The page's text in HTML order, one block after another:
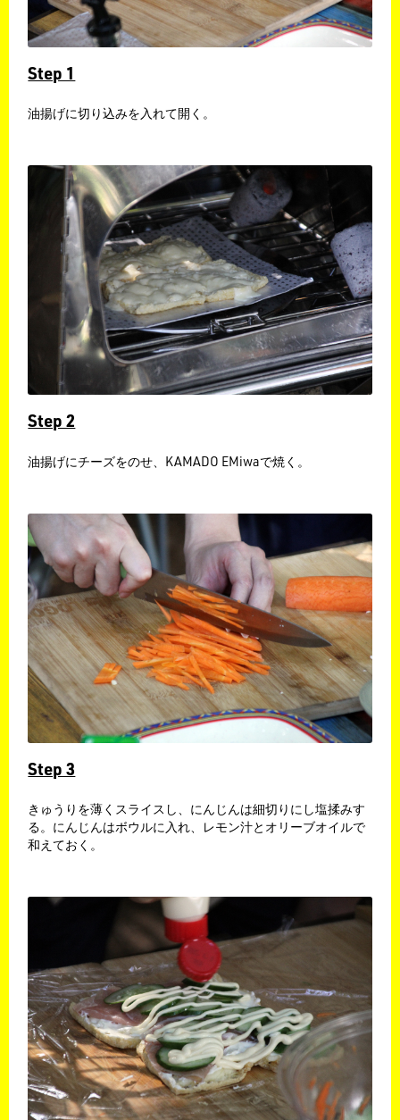
Step 1
油揚げに切り込みを入れて開く。
Step 2
油揚げにチーズをのせ、KAMADO EMiwaで焼く。
Step 3
きゅうりを薄くスライスし、にんじんは細切りにし塩揉みす
る。にんじんはボウルに入れ、レモン汁とオリーブオイルで
和えておく。